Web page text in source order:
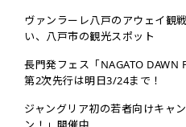
ヴァンラーレ八戸のアウェイ観
い、八戸市の観光スポット
長門発フェス「NAGATO DAWN
第2次先行は明日3/24まで！
ジャングリア初の若者向けキャ